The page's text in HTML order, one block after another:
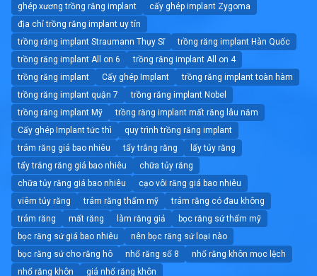
ghép xương trồng răng implant
cấy ghép implant Zygoma
địa chỉ trồng răng implant uy tín
trồng răng implant Straumann Thụy Sĩ
trồng răng implant Hàn Quốc
trồng răng implant All on 6
trồng răng implant All on 4
trồng răng implant
Cấy ghép Implant
trồng răng implant toàn hàm
trồng răng implant quận 7
trồng răng implant Nobel
trồng răng implant Mỹ
trồng răng implant mất răng lâu năm
Cấy ghép Implant tức thì
quy trình trồng răng implant
trám răng giá bao nhiêu
tẩy trắng răng
lấy tủy răng
tẩy trắng răng giá bao nhiêu
chữa tủy răng
chữa tủy răng giá bao nhiêu
cạo vôi răng giá bao nhiêu
viêm tủy răng
trám răng thẩm mỹ
trám răng có đau không
trám răng
mất răng làm răng giả
bọc răng sứ thẩm mỹ
bọc răng sứ giá bao nhiêu
nên bọc răng sứ loại nào
bọc răng sứ cho răng hô
nhổ răng số 8
nhổ răng khôn mọc lệch
nhổ răng khôn
giá nhổ răng khôn